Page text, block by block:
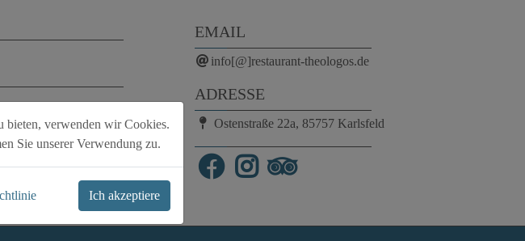
EMAIL
info[@]restaurant-theologos.de
ADRESSE
Ostenstraße 22a, 85757 Karlsfeld
facebook
instagram
trip advisor
bieten, verwenden wir Cookies.
Sie unserer Verwendung zu.
Ich akzeptiere